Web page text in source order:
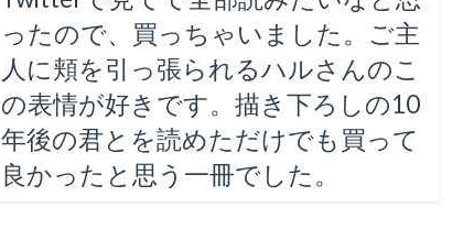
ったので、買っちゃいました。ご主
人に頬を引っ張られるハルさんのこ
の表情が好きです。描き下ろしの10
年後の君とを読めただけでも買って
良かったと思う一冊でした。